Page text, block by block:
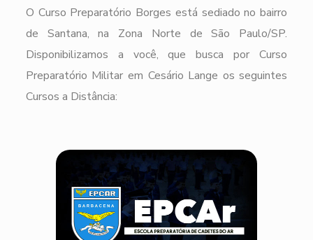
O Curso Preparatório Borges está sediado no bairro
de Santana, na Zona Norte de São Paulo/SP.
Disponibilizamos a você, que busca por Curso
Preparatório Militar em Cesário Lange os seguintes
Cursos a Distância: